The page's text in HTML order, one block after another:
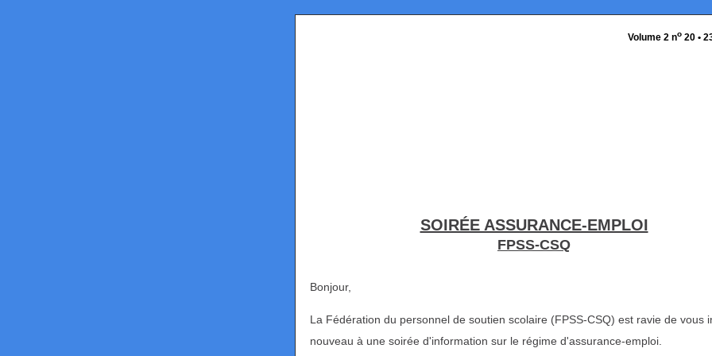
Volume 2 no 20 •
SOIRÉE ASSURANCE-EMPLOI
FPSS-CSQ
Bonjour,
La Fédération du personnel de soutien scolaire (FPSS-CSQ) est ravie de vous
nouveau à une soirée d'information sur le régime d'assurance-emploi.